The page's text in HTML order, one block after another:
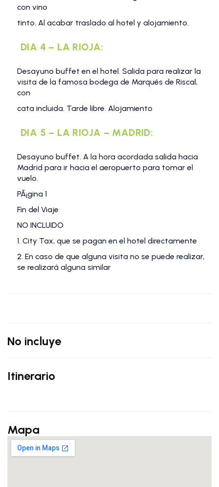
con vino
tinto. Al acabar traslado al hotel y alojamiento.
DIA 4 – LA RIOJA:
Desayuno buffet en el hotel. Salida para realizar la
visita de la famosa bodega de Marqués de Riscal,
con
cata incluida. Tarde libre. Alojamiento
DIA 5 – LA RIOJA – MADRID:
Desayuno buffet. A la hora acordada salida hacia
Madrid para ir hacia el aeropuerto para tomar el
vuelo.
PÃ¡gina 1
Fin del Viaje
NO INCLUIDO
1. City Tax, que se pagan en el hotel directamente
2. En caso de que alguna visita no se puede realizar,
se realizará alguna similar
No incluye
Itinerario
Mapa